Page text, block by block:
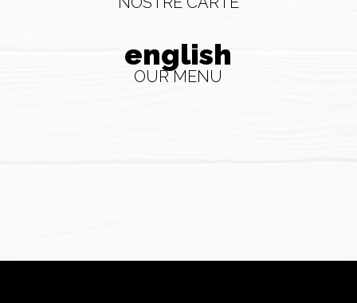
english
OUR MENU